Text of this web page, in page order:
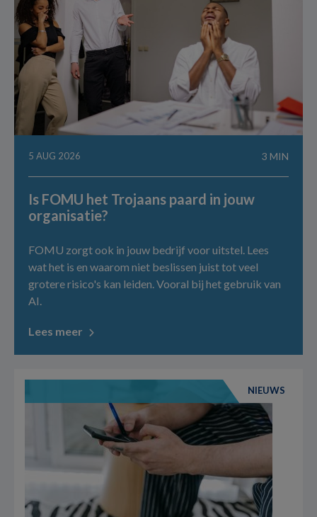
5 AUG 2026 3 MIN
Is FOMU het Trojaans paard in jouw
organisatie?
FOMU zorgt ook in jouw bedrijf voor uitstel. Lees
wat het is en waarom niet beslissen juist tot veel
grotere risico's kan leiden. Vooral bij het gebruik van
AI.
Lees meer
NIEUWS